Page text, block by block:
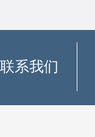
联系我们